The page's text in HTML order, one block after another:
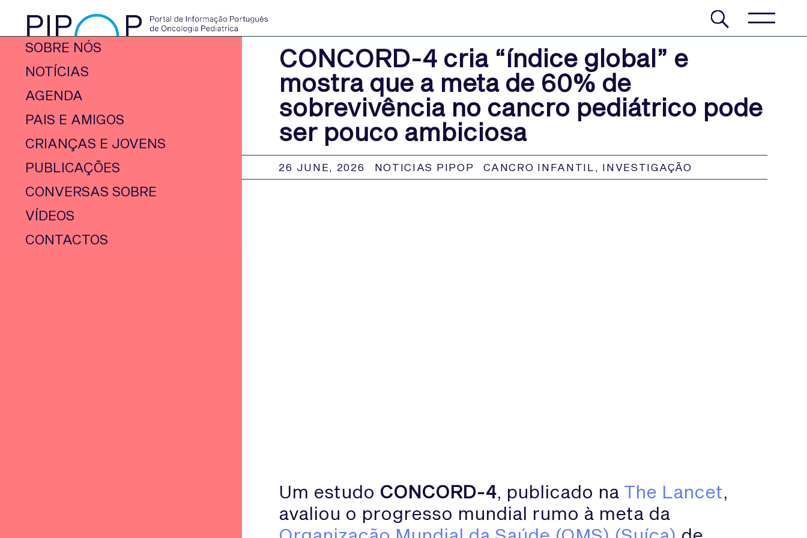
SOBRE NÓS
NOTÍCIAS
AGENDA
PAIS E AMIGOS
CRIANÇAS E JOVENS
PUBLICAÇÕES
CONVERSAS SOBRE
VÍDEOS
CONTACTOS
CONCORD-4 cria “índice global” e
mostra que a meta de 60% de
sobrevivência no cancro pediátrico pode
ser pouco ambiciosa
26 JUNE, 2026 NOTICIAS PIPOP CANCRO INFANTIL , INVESTIGAÇÃO
Um estudo CONCORD-4, publicado na The Lancet,
avaliou o progresso mundial rumo à meta da